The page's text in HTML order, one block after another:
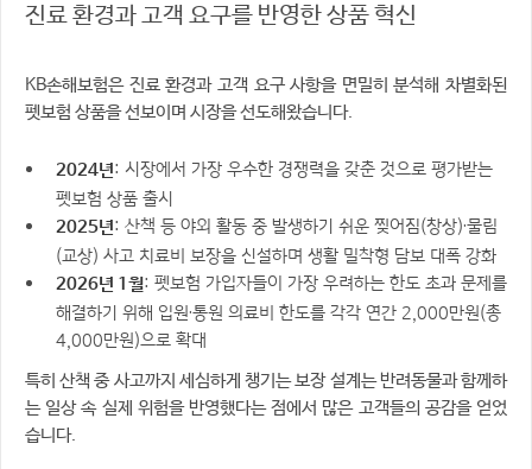
진료 환경과 고객 요구를 반영한 상품 혁신
KB손해보험은 진료 환경과 고객 요구 사항을 면밀히 분석해 차별화된
펫보험 상품을 선보이며 시장을 선도해왔습니다.
2024년: 시장에서 가장 우수한 경쟁력을 갖춘 것으로 평가받는
펫보험 상품 출시
2025년: 산책 등 야외 활동 중 발생하기 쉬운 찢어짐(창상)·물림
(교상) 사고 치료비 보장을 신설하며 생활 밀착형 담보 대폭 강화
2026년 1월: 펫보험 가입자들이 가장 우려하는 한도 초과 문제를
해결하기 위해 입원·통원 의료비 한도를 각각 연간 2,000만원(총
4,000만원)으로 확대
특히 산책 중 사고까지 세심하게 챙기는 보장 설계는 반려동물과 함께하
는 일상 속 실제 위험을 반영했다는 점에서 많은 고객들의 공감을 얻었
습니다.